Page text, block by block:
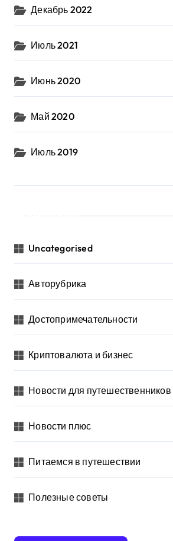
Декабрь 2022
Июль 2021
Июнь 2020
Май 2020
Июль 2019
Uncategorised
Авторубрика
Достопримечательности
Криптовалюта и бизнес
Новости для путешественников
Новости плюс
Питаемся в путешествии
Полезные советы